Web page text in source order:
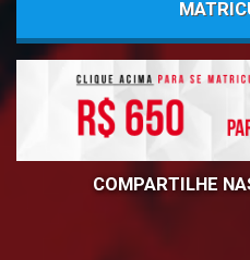
COMPARTILHE